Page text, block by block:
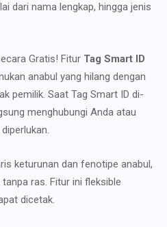
dari nama lengkap, hingga jenis
Gratis! Fitur Tag Smart ID
anabul yang hilang dengan
pemilik. Saat Tag Smart ID di-
menghubungi Anda atau
keturunan dan fenotipe anabul,
ras. Fitur ini fleksible
dicetak.